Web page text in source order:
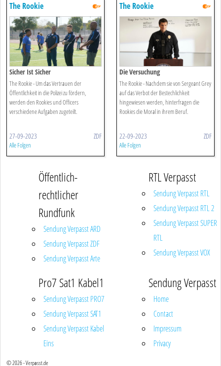
The Rookie
Sicher Ist Sicher
The Rookie - Um das Vertrauen der
Öffentlichkeit in die Polizei zu fördern,
werden den Rookies und Officers
verschiedene Aufgaben zugeteilt.
27-09-2023 ZDF
Alle Folgen
The Rookie
Die Versuchung
The Rookie - Nachdem sie von Sergeant Grey
auf das Verbot der Bestechlichkeit
hingewiesen werden, hinterfragen die
Rookies die Moral in ihrem Beruf.
22-09-2023 ZDF
Alle Folgen
Öffentlich-
rechtlicher
Rundfunk
Sendung Verpasst ARD
Sendung Verpasst ZDF
Sendung Verpasst Arte
RTL Verpasst
Sendung Verpasst RTL
Sendung Verpasst RTL 2
Sendung Verpasst SUPER
RTL
Sendung Verpasst VOX
Pro7 Sat1 Kabel1
Sendung Verpasst PRO7
Sendung Verpasst SAT1
Sendung Verpasst Kabel
Eins
Sendung Verpasst
Home
Contact
Impressum
Privacy
© 2026 - Verpasst.de